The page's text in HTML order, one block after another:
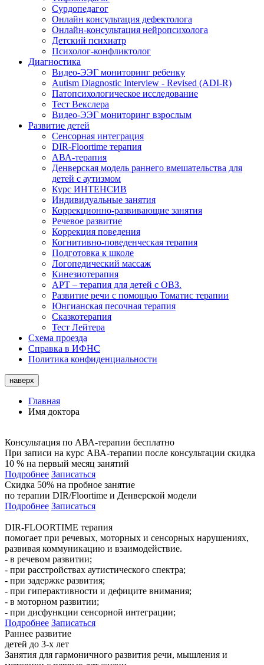
Сурдопедагог
Онлайн консультация дефектолога
Онлайн-консультация нейропсихолога
Детский психиатр
Психолог-конфликтолог
Диагностика
Видео-ЭЭГ мониторинг ребенку
Autism Diagnostic Interview - Revised (ADI-R)
Патопсихологическое исследование
Тест Векслера
Видео-ЭЭГ мониторинг взрослым
Развитие детей
Сенсорная интеграция
DIR-Floortime терапия
АВА-терапия
Денверская модель раннего вмешательства для
детей с аутизмом
Курс ИНТЕНСИВ
Индивидуальные занятия
Коррекционно-развивающие занятия
Речевое развитие
Коррекция поведения
Когнитивно-поведенческая терапия
Подготовка к школе
Логопедический массаж
Кинезиотерапия
АРТ – терапия для детей с ОВЗ.
Развитие речи с помощью Томатис терапии
Юнгианская песочная терапия
Сказкотерапия
Тест Лейтера
Схема проезда
Справка в ИФНС
Политика конфиденциальности
наверх
Главная
Имя доктора
Консультация по АВА-терапии бесплатно
При записи на курс АВА-терапии после консультации скидка
10 % на первый месяц занятий
Подробнее Записаться
Скидка 50% на пробное занятие
по терапии DIR/Floortime и Денверской модели
Подробнее Записаться
DIR-FLOORTIME терапия
помогает при речевых, моторных и сенсорных нарушениях,
развивая коммуникацию и взаимодействие.
- в речевом развитии;
- при расстройствах аутистического спектра;
- при задержке развития;
- при гиперактивности и дефиците внимания;
- в моторном развитии;
- при дисфункции сенсорной интеграции;
Подробнее Записаться
Раннее развитие
детей до 3-х лет
Занятия для гармоничного развития речи, мышления и